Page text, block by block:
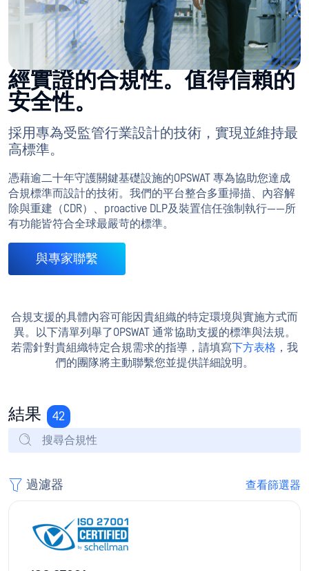
經實證的合規性。值得信賴的
安全性。
採用專為受監管行業設計的技術，實現並維持最
高標準。
憑藉逾二十年守護關鍵基礎設施的OPSWAT 專為協助您達成
合規標準而設計的技術。我們的平台整合多重掃描、內容解
除與重建（CDR）、proactive DLP及裝置信任強制執行——所
有功能皆符合全球最嚴苛的標準。
與專家聯繫
合規支援的具體內容可能因貴組織的特定環境與實施方式而
異。以下清單列舉了OPSWAT 通常協助支援的標準與法規。
若需針對貴組織特定合規需求的指導，請填寫下方表格 ，我
們的團隊將主動聯繫您並提供詳細說明。
結果 42
過濾器 查看篩選器